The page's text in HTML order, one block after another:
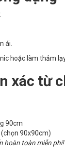
ái.
hoặc làm thảm
xác từ
90cm
90x90cm)
hoàn toàn miễn phí!